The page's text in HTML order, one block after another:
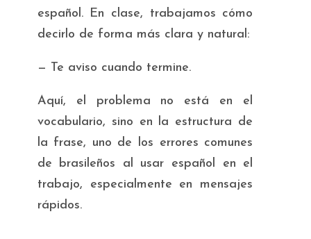
español. En clase, trabajamos cómo
decirlo de forma más clara y natural:
— Te aviso cuando termine.
Aquí, el problema no está en el
vocabulario, sino en la estructura de
la frase, uno de los errores comunes
de brasileños al usar español en el
trabajo, especialmente en mensajes
rápidos.